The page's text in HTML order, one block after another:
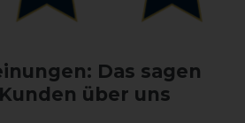
Das sagen
über uns